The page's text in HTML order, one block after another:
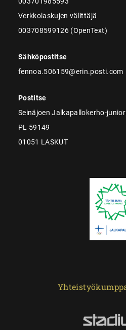
Verkkolaskujen välittäjä
003708599126 (OpenText)
Sähköpostitse
fennoa.506159@erin.posti.com
Postitse
Seinäjoen Jalkapallokerho-
PL 59149
01051 LASKUT